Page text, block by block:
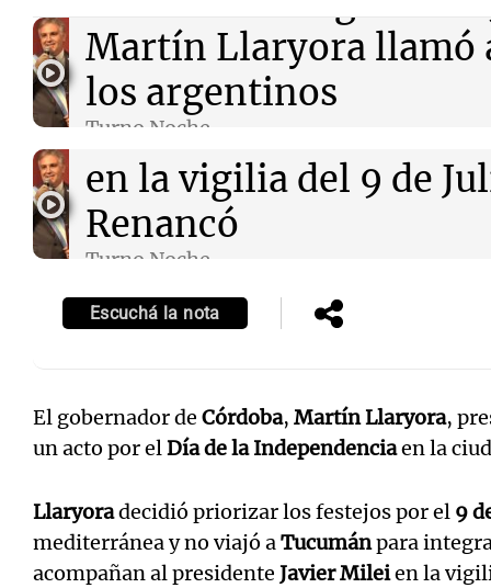
Martín Llaryora llamó
los argentinos
Turno Noche
Audio.El discurso de
en la vigilia del 9 de
Renancó
Turno Noche
Escuchá la nota
El gobernador de Córdoba, Martín Llaryora,
un acto por elDía de la Independenciaen la
Llaryoradecidió priorizar los festejos por el 9
mediterránea y no viajó aTucumánpara
acompañan al presidente Javier Mileien la